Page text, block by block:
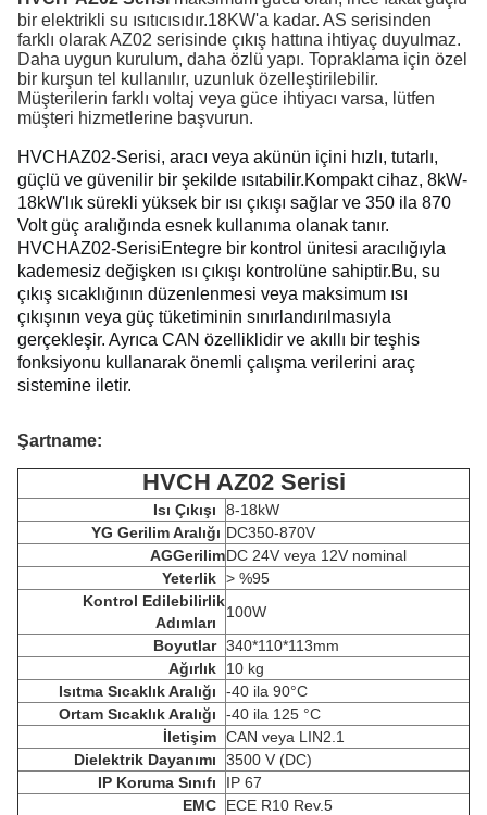
bir elektrikli su ısıtıcısıdır.18KW'a kadar. AS serisinden
farklı olarak AZ02 serisinde çıkış hattına ihtiyaç duyulmaz.
Daha uygun kurulum, daha özlü yapı. Topraklama için özel
bir kurşun tel kullanılır, uzunluk özelleştirilebilir.
Müşterilerin farklı voltaj veya güce ihtiyacı varsa, lütfen
müşteri hizmetlerine başvurun.
HVCHAZ02-Serisi, aracı veya akünün içini hızlı, tutarlı,
güçlü ve güvenilir bir şekilde ısıtabilir.Kompakt cihaz, 8kW-
18kW'lık sürekli yüksek bir ısı çıkışı sağlar ve 350 ila 870
Volt güç aralığında esnek kullanıma olanak tanır.
HVCHAZ02-SerisiEntegre bir kontrol ünitesi aracılığıyla
kademesiz değişken ısı çıkışı kontrolüne sahiptir.Bu, su
çıkış sıcaklığının düzenlenmesi veya maksimum ısı
çıkışının veya güç tüketiminin sınırlandırılmasıyla
gerçekleşir. Ayrıca CAN özelliklidir ve akıllı bir teşhis
fonksiyonu kullanarak önemli çalışma verilerini araç
sistemine iletir.
Şartname:
HVCH AZ02 Serisi
Isı Çıkışı
8-18kW
YG Gerilim Aralığı DC350-870V
AGGerilimDC 24V veya 12V nominal
Yeterlik > %95
Kontrol Edilebilirlik
Adımları
100W
Boyutlar 340*110*113mm
Ağırlık
10 kg
Isıtma Sıcaklık Aralığı
-40 ila 90°C
Ortam Sıcaklık Aralığı
-40 ila 125 °C
İletişim CAN veya LIN2.1
Dielektrik Dayanımı
3500 V (DC)
IP Koruma Sınıfı
IP 67
EMC
ECE R10 Rev.5